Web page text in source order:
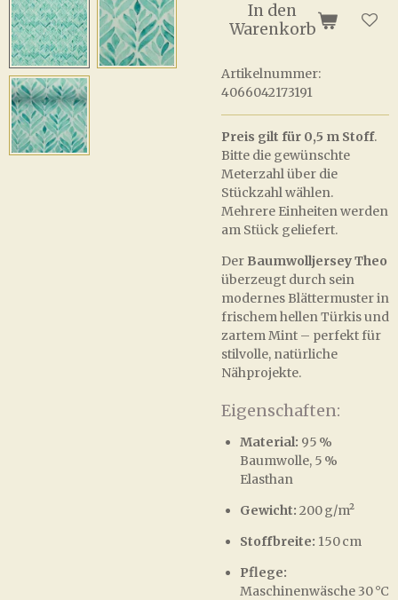
In den
Warenkorb
Artikelnummer:
4066042173191
Preis gilt für 0,5 m Stoff.
Bitte die gewünschte
Meterzahl über die
Stückzahl wählen.
Mehrere Einheiten werden
am Stück geliefert.
Der Baumwolljersey Theo
überzeugt durch sein
modernes Blättermuster in
frischem hellen Türkis und
zartem Mint – perfekt für
stilvolle, natürliche
Nähprojekte.
Eigenschaften:
Material: 95 %
Baumwolle, 5 %
Elasthan
Gewicht: 200 g/m²
Stoffbreite: 150 cm
Pflege:
Maschinenwäsche 30 °C